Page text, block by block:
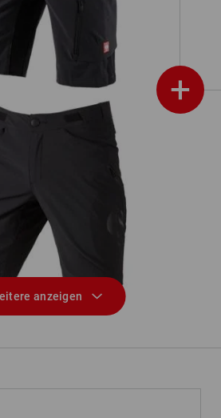
+
Short e.s.trail
anzeigen